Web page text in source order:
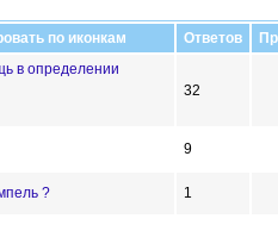
Ответов
в определении
32
9
? 1